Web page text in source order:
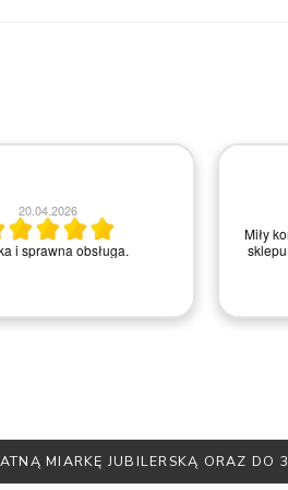
20.04.2026
i sprawna obsługa.
Miły
MIARKĘ JUBILERSKĄ ORAZ DO